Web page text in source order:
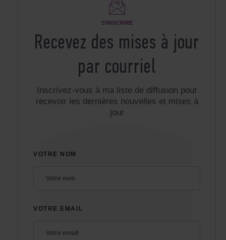
S’INSCRIRE
Recevez des mises à jour
par courriel
Inscrivez-vous à ma liste de diffusion pour
recevoir les dernières nouvelles et mises à
jour
VOTRE NOM
VOTRE EMAIL